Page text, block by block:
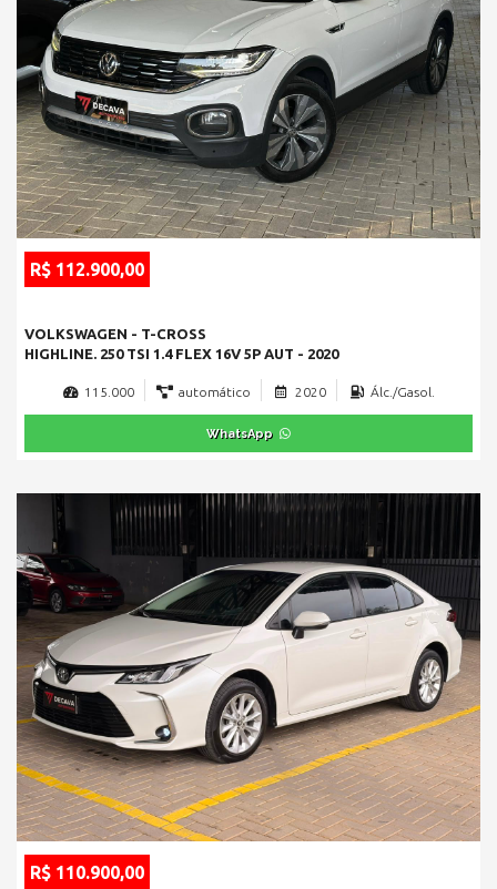
R$ 112.900,00
VOLKSWAGEN - T-CROSS
HIGHLINE. 250 TSI 1.4 FLEX 16V 5P AUT - 2020
115.000 automático 2020 Álc./Gasol.
WhatsApp
R$ 110.900,00